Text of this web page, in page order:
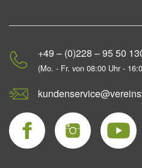
+49 – (0)228 – 95 50
(Mo. - Fr. von 08:00 Uhr -